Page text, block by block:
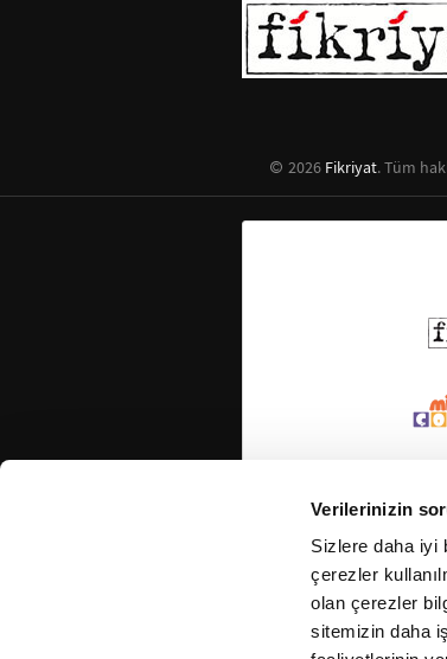
Verilerinizin
Sizlere daha iyi
çerezler
olan çerezler
sitemizin daha
2026 Fikriyat. Tüm